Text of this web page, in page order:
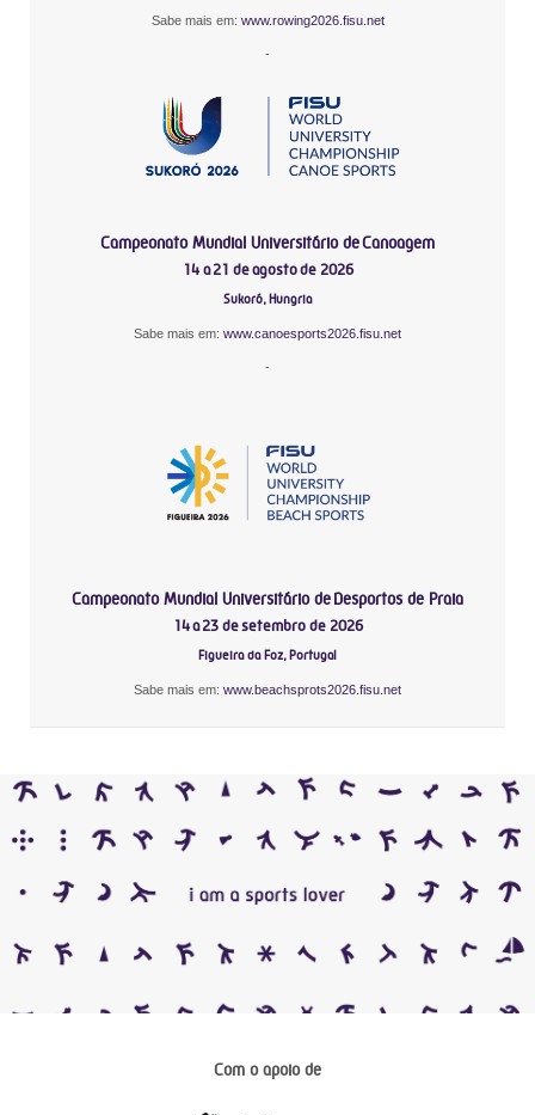
Sabe mais em: www.rowing2026.fisu.net
-
Campeonato Mundial Universitário de Canoagem
14 a 21 de agosto de 2026
Sukoró, Hungria
Sabe mais em: www.canoesports2026.fisu.net
-
Campeonato Mundial Universitário de Desportos de Praia
14 a 23 de setembro de 2026
Figueira da Foz, Portugal
Sabe mais em: www.beachsprots2026.fisu.net
Com o apoio de